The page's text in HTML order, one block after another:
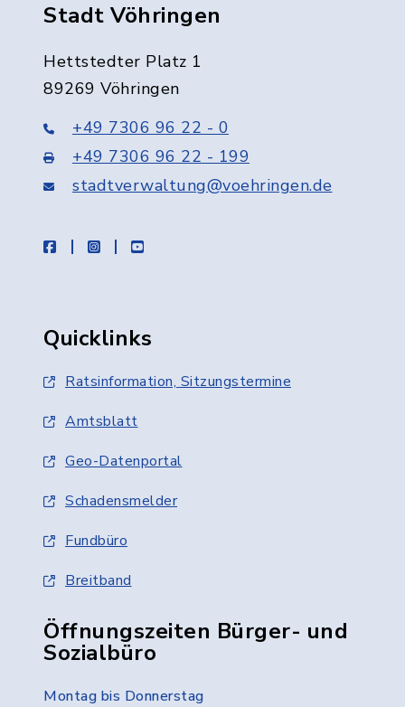
Stadt Vöhringen
Hettstedter Platz 1
89269 Vöhringen
+49 7306 96 22 - 0
+49 7306 96 22 - 199
stadtverwaltung@voehringen.de
facebookinstagramyoutube
Quicklinks
Ratsinformation, Sitzungstermine
Amtsblatt
Geo-Datenportal
Schadensmelder
Fundbüro
Breitband
Öffnungszeiten Bürger- und
Sozialbüro
Montag bis Donnerstag